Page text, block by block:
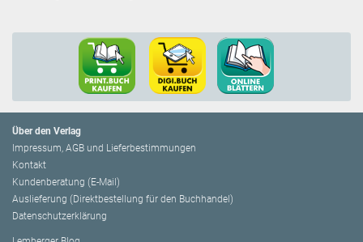
Über den Verlag
Impressum, AGB und Lieferbestimmungen
Kontakt
Kundenberatung (E-Mail)
Auslieferung (Direktbestellung für den Buchhandel)
Datenschutzerklärung